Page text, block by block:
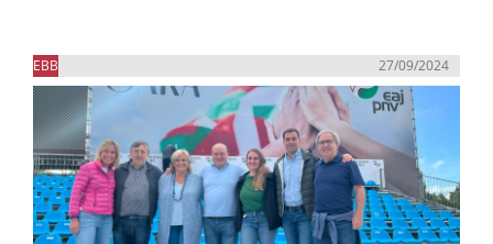
EBB 27/09/2024